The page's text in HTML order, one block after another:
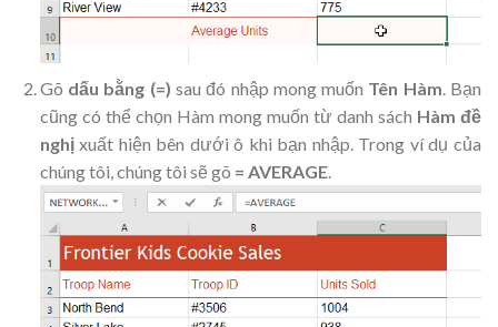
Gõ dấu bằng (=) sau đó nhập mong muốn Tên Hàm . Bạn
cũng có thể chọn Hàm mong muốn từ danh sách Hàm đề
nghịxuất hiện bên dưới ô khi bạn nhập. Trong ví dụ của
chúng tôi, chúng tôi sẽ gõ = AVERAGE.